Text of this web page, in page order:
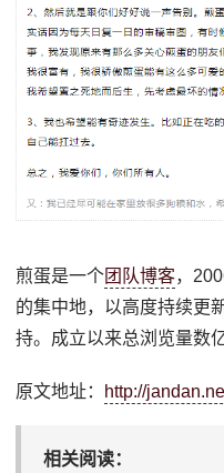
煎蛋是一个团队博客，
的集中地，以高度持续更
持。成立以来总浏览量数
原文地址： http://
相关阅读：